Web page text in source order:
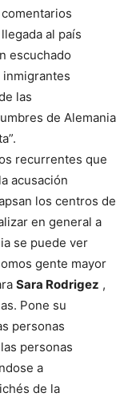
al país
escuchado
inmigrantes
las
de Alemania
recurrentes que
acusación
los centros de
en general a
se puede ver
gente mayor
Sara Rodrigez ,
Pone su
personas
personas
a
de la